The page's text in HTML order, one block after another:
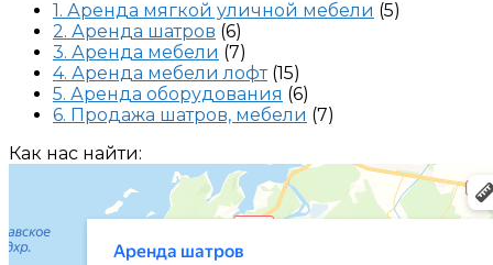
1. Аренда мягкой уличной мебели (5)
2. Аренда шатров (6)
3. Аренда мебели (7)
4. Аренда мебели лофт (15)
5. Аренда оборудования (6)
6. Продажа шатров, мебели (7)
Как нас найти: